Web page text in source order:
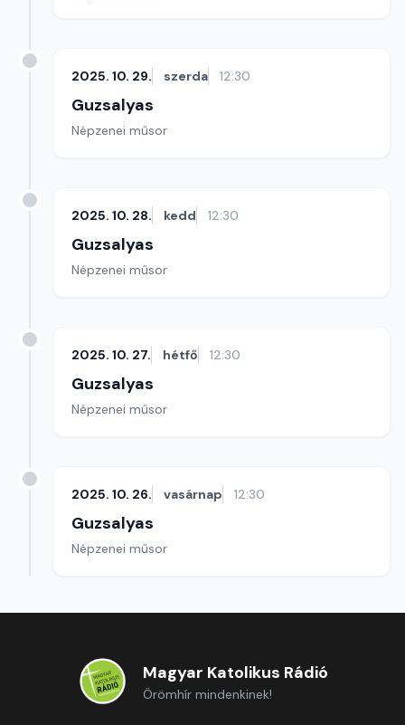
2025. 10. 29. szerda 12:30
Guzsalyas
Népzenei műsor
2025. 10. 28. kedd 12:30
Guzsalyas
Népzenei műsor
2025. 10. 27. hétfő 12:30
Guzsalyas
Népzenei műsor
2025. 10. 26. vasárnap 12:30
Guzsalyas
Népzenei műsor
Magyar Katolikus Rádió
Örömhír mindenkinek!